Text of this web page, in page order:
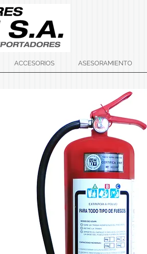
ACCESORIOS ASESORAMIENTO